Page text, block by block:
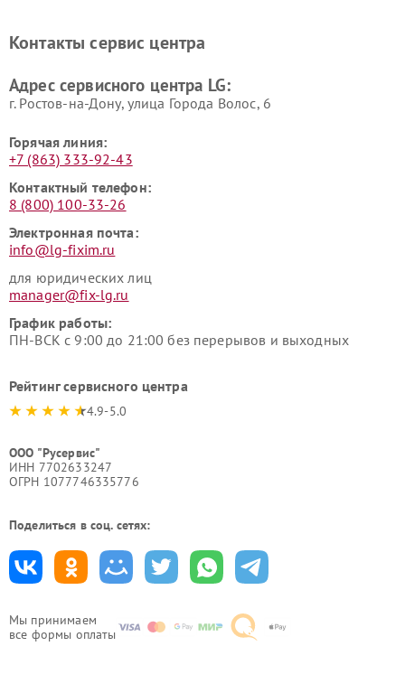
Мы принимаем
все формы оплаты
Ремонт морозильных камер
Ремонт вертикальных
Контакты сервис центра
Адрес сервисного центра LG:
г. Ростов-на-Дону, улица Города Волос, 6
Горячая линия:
+7 (863) 333-92-43
Контактный телефон:
8 (800) 100-33-26
Электронная почта:
info@lg-fixim.ru
для юридических лиц
manager@fix-lg.ru
График работы:
ПН-ВСК с 9:00 до 21:00 без перерывов и выходных
Рейтинг сервисного центра
4.9-5.0
ООО "Русервис"
ИНН 7702633247
ОГРН 1077746335776
Поделиться в соц. сетях: